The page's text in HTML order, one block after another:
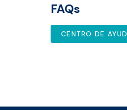
FAQs
CENTRO DE